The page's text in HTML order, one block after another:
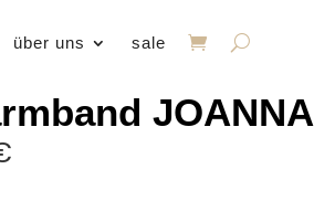
über uns sale
JOANNA